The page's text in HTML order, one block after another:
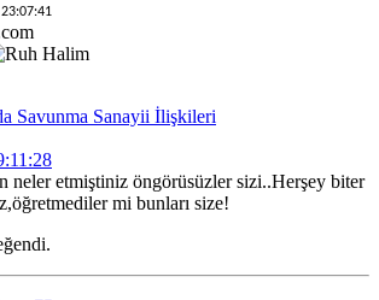
Savunma Sanayii İlişkileri
neler etmiştiniz öngörüsüzler sizi..Herşey biter
mi bunları size!